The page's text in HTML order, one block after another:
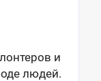
и
людей.